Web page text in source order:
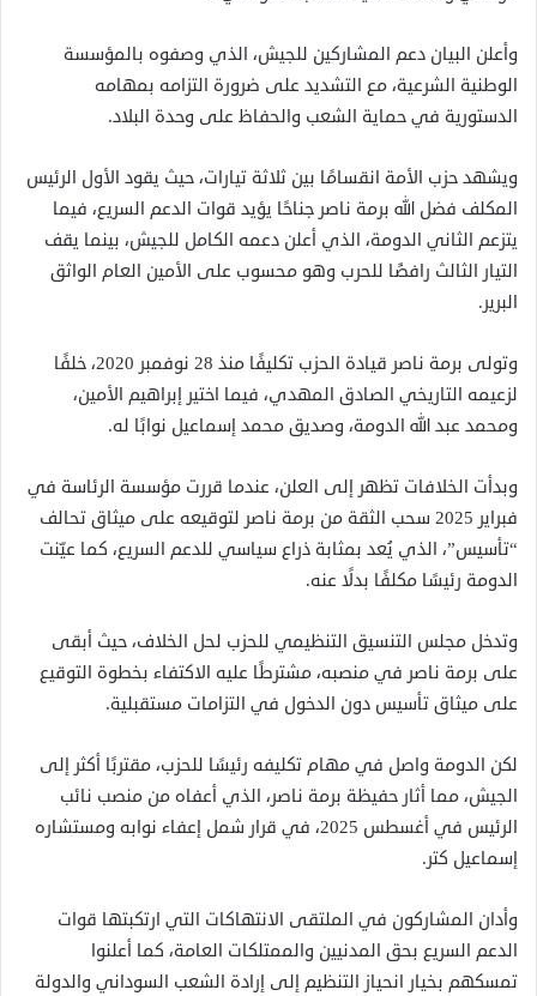
وأعلن البيان دعم المشاركين للجيش، الذي وصفوه بالمؤسسة
الوطنية الشرعية، مع التشديد على ضرورة التزامه بمهامه
الدستورية في حماية الشعب والحفاظ على وحدة البلاد.
ويشهد حزب الأمة انقسامًا بين ثلاثة تيارات، حيث يقود الأول الرئيس
المكلف فضل الله برمة ناصر جناحًا يؤيد قوات الدعم السريع، فيما
يتزعم الثاني الدومة، الذي أعلن دعمه الكامل للجيش، بينما يقف
التيار الثالث رافضًا للحرب وهو محسوب على الأمين العام الواثق
البرير.
وتولى برمة ناصر قيادة الحزب تكليفًا منذ 28 نوفمبر 2020، خلفًا
لزعيمه التاريخي الصادق المهدي، فيما اختير إبراهيم الأمين،
ومحمد عبد الله الدومة، وصديق محمد إسماعيل نوابًا له.
وبدأت الخلافات تظهر إلى العلن، عندما قررت مؤسسة الرئاسة في
فبراير 2025 سحب الثقة من برمة ناصر لتوقيعه على ميثاق تحالف
“تأسيس”، الذي يُعد بمثابة ذراع سياسي للدعم السريع، كما عيّنت
الدومة رئيسًا مكلفًا بدلًا عنه.
وتدخل مجلس التنسيق التنظيمي للحزب لحل الخلاف، حيث أبقى
على برمة ناصر في منصبه، مشترطًا عليه الاكتفاء بخطوة التوقيع
على ميثاق تأسيس دون الدخول في التزامات مستقبلية.
لكن الدومة واصل في مهام تكليفه رئيسًا للحزب، مقتربًا أكثر إلى
الجيش، مما أثار حفيظة برمة ناصر، الذي أعفاه من منصب نائب
الرئيس في أغسطس 2025، في قرار شمل إعفاء نوابه ومستشاره
إسماعيل كتر.
وأدان المشاركون في الملتقى الانتهاكات التي ارتكبتها قوات
الدعم السريع بحق المدنيين والممتلكات العامة، كما أعلنوا
تمسكهم بخيار انحياز التنظيم إلى إرادة الشعب السوداني والدولة